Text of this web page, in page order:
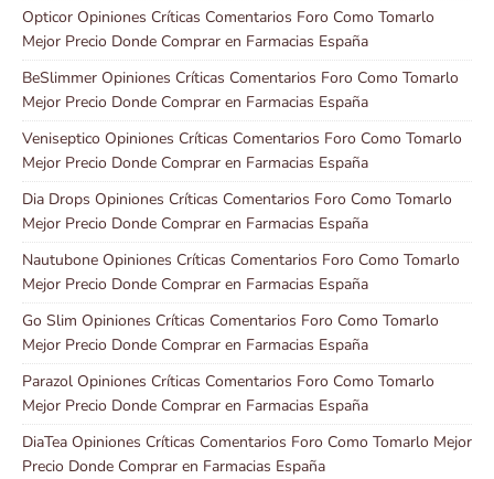
Opticor Opiniones Críticas Comentarios Foro Como Tomarlo
Mejor Precio Donde Comprar en Farmacias España
BeSlimmer Opiniones Críticas Comentarios Foro Como Tomarlo
Mejor Precio Donde Comprar en Farmacias España
Veniseptico Opiniones Críticas Comentarios Foro Como Tomarlo
Mejor Precio Donde Comprar en Farmacias España
Dia Drops Opiniones Críticas Comentarios Foro Como Tomarlo
Mejor Precio Donde Comprar en Farmacias España
Nautubone Opiniones Críticas Comentarios Foro Como Tomarlo
Mejor Precio Donde Comprar en Farmacias España
Go Slim Opiniones Críticas Comentarios Foro Como Tomarlo
Mejor Precio Donde Comprar en Farmacias España
Parazol Opiniones Críticas Comentarios Foro Como Tomarlo
Mejor Precio Donde Comprar en Farmacias España
DiaTea Opiniones Críticas Comentarios Foro Como Tomarlo Mejor
Precio Donde Comprar en Farmacias España